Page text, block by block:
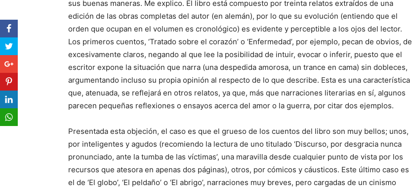
sus buenas maneras. Me explico. El libro está compuesto por treinta relatos extraídos de una
edición de las obras completas del autor (en alemán), por lo que su evolución (entiendo que el
orden que ocupan en el volumen es cronológico) es evidente y perceptible a los ojos del lector.
Los primeros cuentos, ‘Tratado sobre el corazón’ o ‘Enfermedad’, por ejemplo, pecan de obvios, de
excesivamente claros, negando al que lee la posibilidad de intuir, evocar o inferir, puesto que el
escritor expone la situación que narra (una despedida amorosa, un trance en cama) sin dobleces,
argumentando incluso su propia opinión al respecto de lo que describe. Esta es una característica
que, atenuada, se reflejará en otros relatos, ya que, más que narraciones literarias en sí, algunos
parecen pequeñas reflexiones o ensayos acerca del amor o la guerra, por citar dos ejemplos.
Presentada esta objeción, el caso es que el grueso de los cuentos del libro son muy bellos; unos,
por inteligentes y agudos (recomiendo la lectura de uno titulado ‘Discurso, por desgracia nunca
pronunciado, ante la tumba de las víctimas’, una maravilla desde cualquier punto de vista por los
recursos que atesora en apenas dos páginas), otros, por cómicos y cáusticos. Este último caso es
el de ‘El globo’, ‘El peldaño’ o ‘El abrigo’, narraciones muy breves, pero cargadas de un cinismo